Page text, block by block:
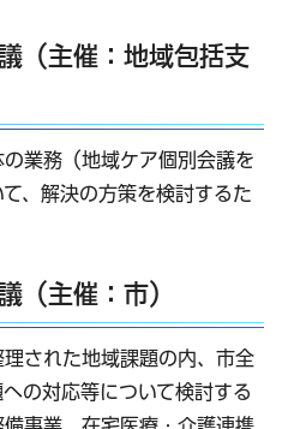
（主催：地域包括支
業務（地域ケア個別会議を
、解決の方策を検討するた
（主催：市）
された地域課題の内、市全
の対応等について検討する
事業、在宅医療・介護連携